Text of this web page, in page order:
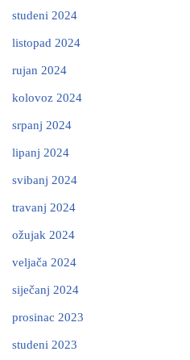
studeni 2024
listopad 2024
rujan 2024
kolovoz 2024
srpanj 2024
lipanj 2024
svibanj 2024
travanj 2024
ožujak 2024
veljača 2024
siječanj 2024
prosinac 2023
studeni 2023